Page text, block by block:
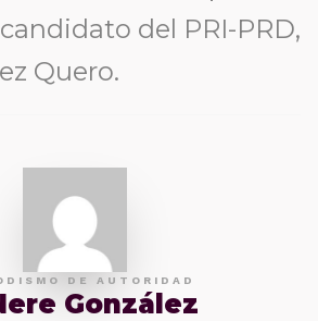
del PRI-PRD,
Quero.
DE AUTORIDAD
González